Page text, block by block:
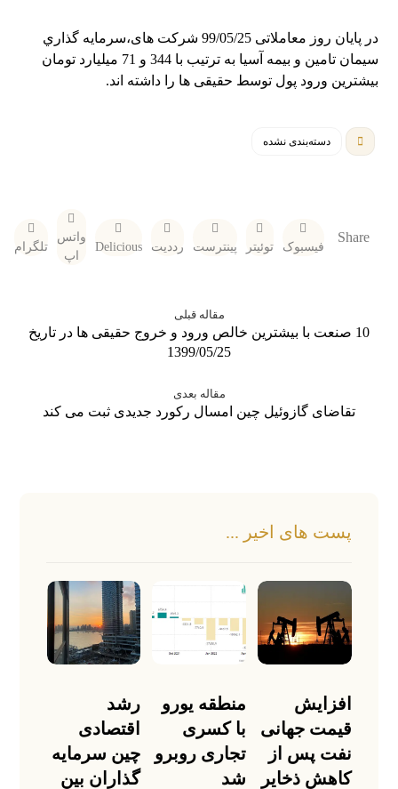
در پایان روز معاملاتی 99/05/25 شرکت های،سرمايه گذاري
سيمان تامين و بيمه آسيا به ترتیب با 344 و 71 میلیارد تومان
بیشترین ورود پول توسط حقیقی ها را داشته اند.
دسته‌بندی نشده
فیسبوک توئیتر پینترست رددیت Delicious
واتس
اپ
تلگرام
مقاله قبلی
10 صنعت با بیشترین خالص ورود و خروج حقیقی ها در تاریخ
1399/05/25
مقاله بعدی
تقاضای گازوئیل چین امسال رکورد جدیدی ثبت می کند
پست های اخیر ...
افزایش
قیمت جهانی
نفت پس از
کاهش ذخایر
منطقه یورو
با کسری
تجاری روبرو
شد
رشد
اقتصادی
چین سرمایه
گذاران بین